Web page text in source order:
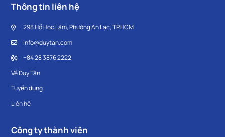
Thông tin liên hệ
298 Hồ Học Lãm, Phường An Lạc, TP.HCM
info@duytan.com
+84 28 3876 2222
Về Duy Tân
Tuyển dụng
Liên hệ
Công ty thành viên